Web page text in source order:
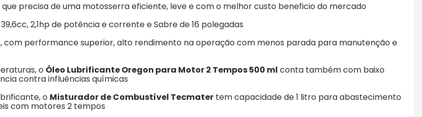
que precisa de uma motosserra eficiente, leve e com o melhor custo beneficio do mercado
2,1hp de potência e corrente e Sabre de 16 polegadas
com performance superior, alto rendimento na operação com menos parada para manutenção e
o Óleo Lubrificante Oregon para Motor 2 Tempos 500 ml conta também com baixo
contra influências químicas
o Misturador de Combustível Tecmater tem capacidade de 1 litro para abastecimento
com motores 2 tempos